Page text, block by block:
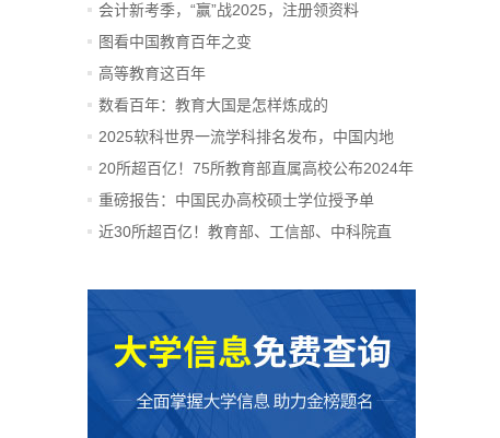
会计新考季，“赢”战2025，注册领资料
图看中国教育百年之变
高等教育这百年
数看百年：教育大国是怎样炼成的
2025软科世界一流学科排名发布，中国内地
14...
20所超百亿！75所教育部直属高校公布2024年
决算
重磅报告：中国民办高校硕士学位授予单
位、...
近30所超百亿！教育部、工信部、中科院直